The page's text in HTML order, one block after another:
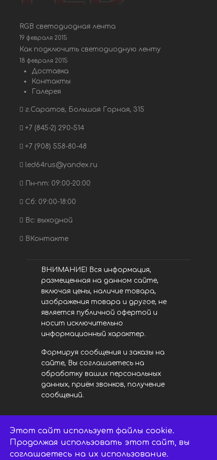
RGB светодиодная лента
19 февраля 2015
Как подключить светодиодную ленту
18 февраля 2015
Доставка
Контакты
Галерея
г.Саратов, Большая Горная, 315
+7 (845-2) 290-514
+7 (908) 558-80-48
led64rus@yandex.ru
Пн-пт: 09:00-20:00
Сб: 09:00-18:00
Вс: выходной
ВКонтакте
ВНИМАНИЕ! Вся информация,
размещенная на данном сайте,
включая цены, наличие товара,
изображения товара и другое, не
является публичной офертой и
носит исключительно
информационный характер.
Формируя сообщения и заказы на
сайте, Вы соглашаетесь на
обработку ваших персональных
данных, приём звонков, получение
сообщений.
LED центр. © 2014 - 2026
ledsaratov.ru. Все права защищены.
Этот сайт использует файлы cookie.
Продолжая использовать этот сайт, вы
соглашаетесь на их использование.